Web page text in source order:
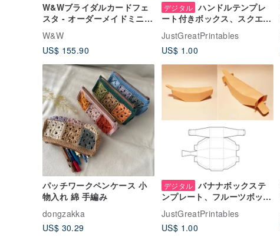
W&Wブライダルカードフェ
スタ - オーダーメイドミニ紙
W&W
US$ 155.90
デジタル ハンドルテンプレ
ート付きボックス、スクエア
ボックス、キューブボック
ス、ギフトボックス、ギフト
ボックス、SVG、PDF
JustGreatPrintables
US$ 1.00
パッチワークペンケース 小
物入れ 綿 手編み
dongzakka
US$ 30.29
デジタル バナナボックステ
ンプレート、フルーツボック
トボックス、バナナギフトボ
ックス
JustGreatPrintables
US$ 1.00